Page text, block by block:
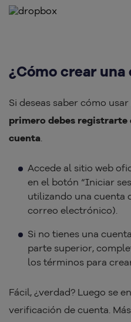
¿Cómo crear
Si deseas saber cómo
primero debes registrarte
cuenta.
Accede al sitio web
en el botón “Iniciar
utilizando una cuenta
correo electrónico).
Si no tienes una
parte superior,
los términos para
Fácil, ¿verdad? Luego se
verificación de cuenta.